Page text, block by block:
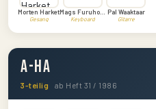
Morten Harket
Gesang Keyboard
Pal Waaktaar
Gitarre
a-ha
3-teilig ab Heft 31 / 1986